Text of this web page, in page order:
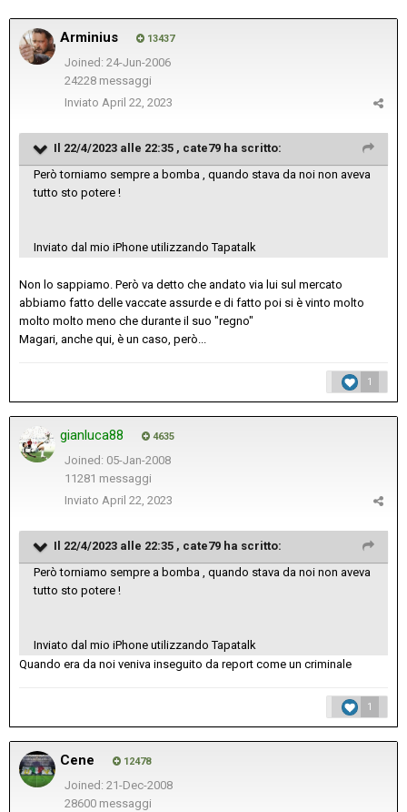
Arminius 13437
Joined: 24-Jun-2006
24228 messaggi
Inviato April 22, 2023
Il 22/4/2023 alle 22:35 , cate79 ha scritto:
Però torniamo sempre a bomba , quando stava da noi non aveva
tutto sto potere !
Inviato dal mio iPhone utilizzando Tapatalk
Non lo sappiamo. Però va detto che andato via lui sul mercato
abbiamo fatto delle vaccate assurde e di fatto poi si è vinto molto
molto molto meno che durante il suo "regno"
Magari, anche qui, è un caso, però...
1
gianluca88 4635
Joined: 05-Jan-2008
11281 messaggi
Inviato April 22, 2023
Il 22/4/2023 alle 22:35 , cate79 ha scritto:
Però torniamo sempre a bomba , quando stava da noi non aveva
tutto sto potere !
Inviato dal mio iPhone utilizzando Tapatalk
Quando era da noi veniva inseguito da report come un criminale
1
Cene 12478
Joined: 21-Dec-2008
28600 messaggi